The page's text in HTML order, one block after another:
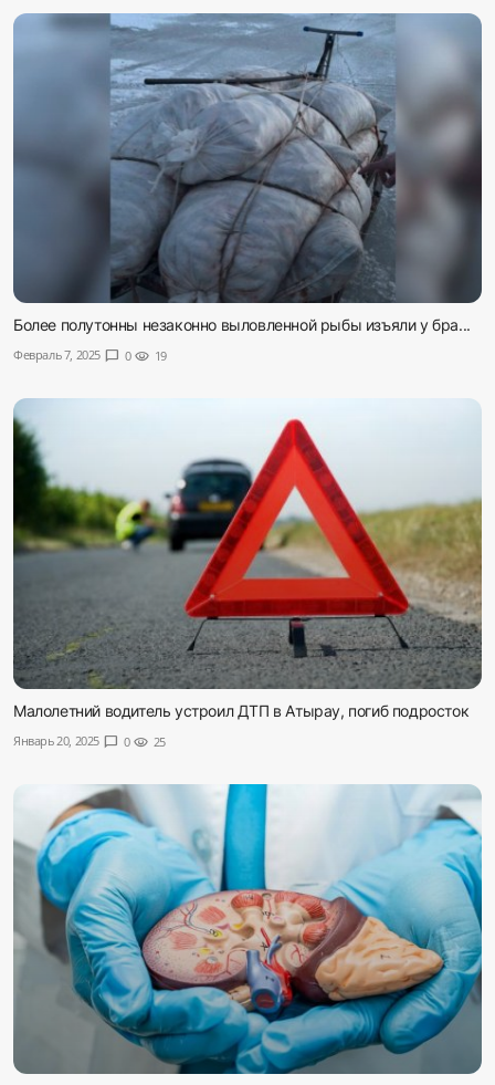
Более полутонны незаконно выловленной рыбы изъяли у бра...
Февраль 7, 2025 chat_bubble 0 visibility 19
Малолетний водитель устроил ДТП в Атырау, погиб подросток
Январь 20, 2025 chat_bubble 0 visibility 25